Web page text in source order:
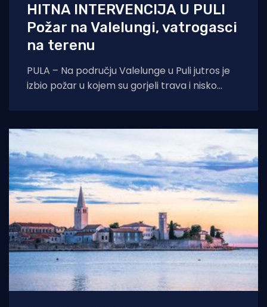
HITNA INTERVENCIJA U PULI
Požar na Valelungi, vatrogasci
na terenu
PULA – Na području Valelunge u Puli jutros je
izbio požar u kojem su gorjeli trava i nisko